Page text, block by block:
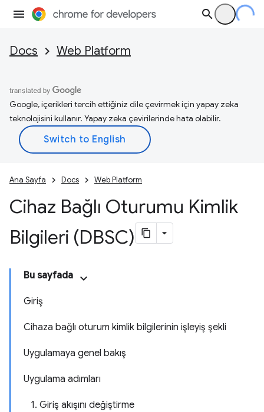
Docs Web Platform
Google, içerikleri tercih ettiğiniz dile çevirmek için yapay zeka
teknolojisini kullanır. Yapay zeka çevirilerinde hata olabilir.
Ana Sayfa Docs Web Platform
Cihaz Bağlı Oturumu Kimlik
Bilgileri (DBSC)
Bu sayfada
Giriş
Cihaza bağlı oturum kimlik bilgilerinin işleyiş şekli
Uygulamaya genel bakış
Uygulama adımları
1. Giriş akışını değiştirme